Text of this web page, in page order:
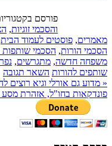
פורסם
והסכמי זוגיות,
מאמרים, פוסטים לעמוד הבית
הסכמי הורות, הסכמי שותפות
משפחה חדשה, מתגרשים,
שותפים להורות השאר תגובה
« מדוע גם אורלי וגיא רוצים
פונדקאות בחו"ל, אזהרת